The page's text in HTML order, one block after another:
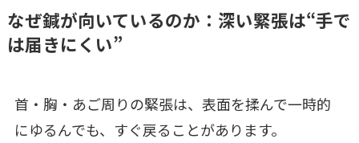
なぜ鍼が向いているのか：深い緊張は“手で
は届きにくい”
首・胸・あご周りの緊張は、表面を揉んで一時的
にゆるんでも、すぐ戻ることがあります。